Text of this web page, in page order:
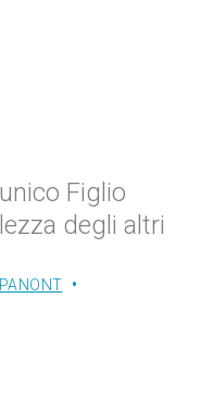
Figlio
degli altri